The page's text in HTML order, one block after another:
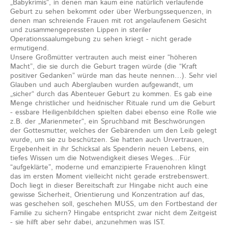
„Babykrimis“, in denen man kaum eine natürlich verlaufende
Geburt zu sehen bekommt oder über Werbungssequenzen, in
denen man schreiende Frauen mit rot angelaufenem Gesicht
und zusammengepressten Lippen in steriler
Operationssaalumgebung zu sehen kriegt - nicht gerade
ermutigend.
Unsere Großmütter vertrauten auch meist einer “höheren
Macht”, die sie durch die Geburt tragen würde (die “Kraft
positiver Gedanken” würde man das heute nennen…). Sehr viel
Glauben und auch Aberglauben wurden aufgewandt, um
„sicher“ durch das Abenteuer Geburt zu kommen. Es gab eine
Menge christlicher und heidnischer Rituale rund um die Geburt
- essbare Heiligenbildchen spielten dabei ebenso eine Rolle wie
z.B. der „Marienmeter“, ein Spruchband mit Beschwörungen
der Gottesmutter, welches der Gebärenden um den Leib gelegt
wurde, um sie zu beschützen. Sie hatten auch Urvertrauen,
Ergebenheit in ihr Schicksal als Spenderin neuen Lebens, ein
tiefes Wissen um die Notwendigkeit dieses Weges…Für
“aufgeklärte”, moderne und emanzipierte Frauenohren klingt
das im ersten Moment vielleicht nicht gerade erstrebenswert.
Doch liegt in dieser Bereitschaft zur Hingabe nicht auch eine
gewisse Sicherheit, Orientierung und Konzentration auf das,
was geschehen soll, geschehen MUSS, um den Fortbestand der
Familie zu sichern? Hingabe entspricht zwar nicht dem Zeitgeist
- sie hilft aber sehr dabei, anzunehmen was IST.